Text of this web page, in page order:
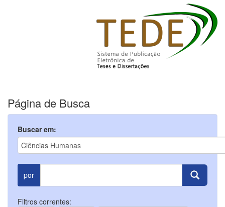
Página de Busca
Buscar em:
por
Filtros correntes: